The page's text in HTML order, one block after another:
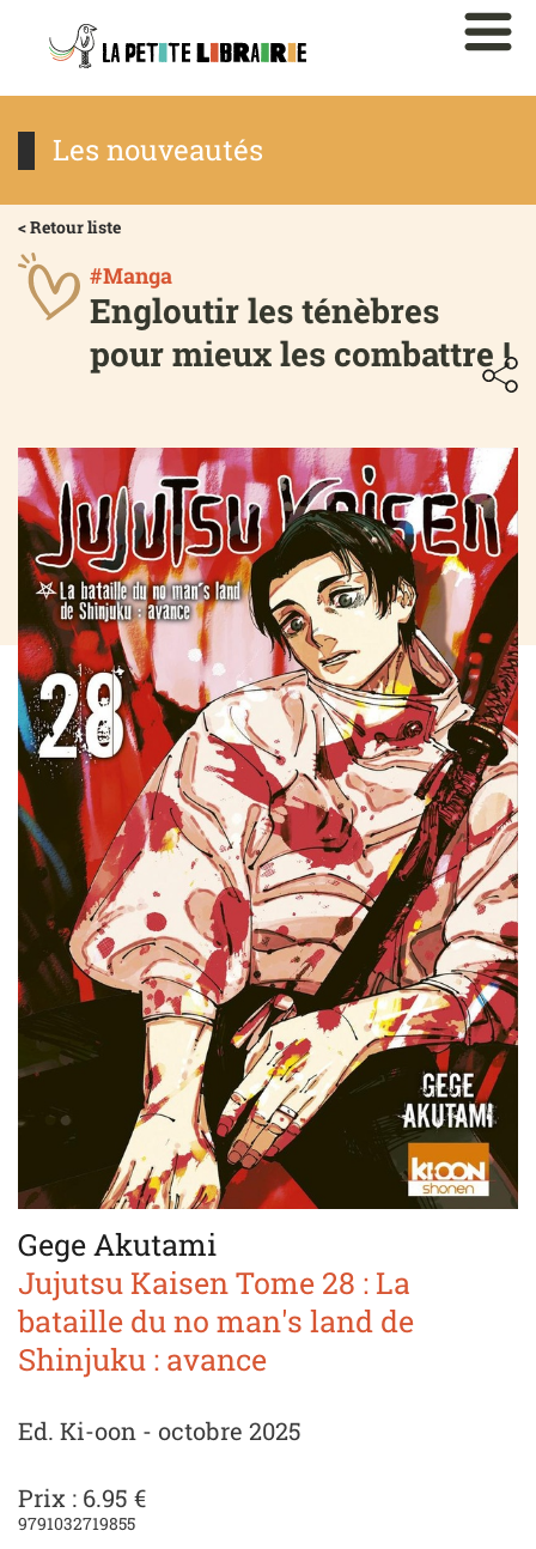
Les nouveautés
< Retour liste
#Manga
Engloutir les ténèbres
pour mieux les combattre !
Gege Akutami
Jujutsu Kaisen Tome 28 : La
bataille du no man's land de
Shinjuku : avance
Ed. Ki-oon - octobre 2025
Prix : 6.95 €
9791032719855